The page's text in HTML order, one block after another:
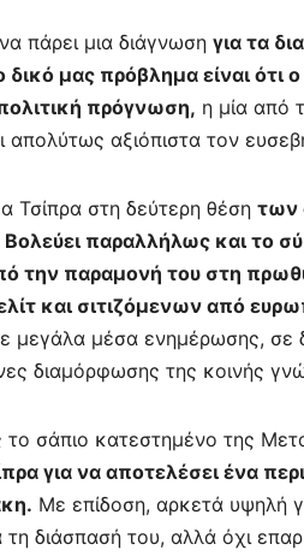
πάρει μια διάγνωση για τα
μας πρόβλημα είναι ότι
πρόγνωση, η μία από
απολύτως αξιόπιστα τον
Τσίπρα στη δεύτερη θέση των
παραλλήλως και το
την παραμονή του στη
και σιτιζόμενων από
μεγάλα μέσα ενημέρωσης, σε
διαμόρφωσης της κοινής
σάπιο κατεστημένο της
για να αποτελέσει ένα
Με επίδοση, αρκετά υψηλή
τη διάσπασή του, αλλά όχι